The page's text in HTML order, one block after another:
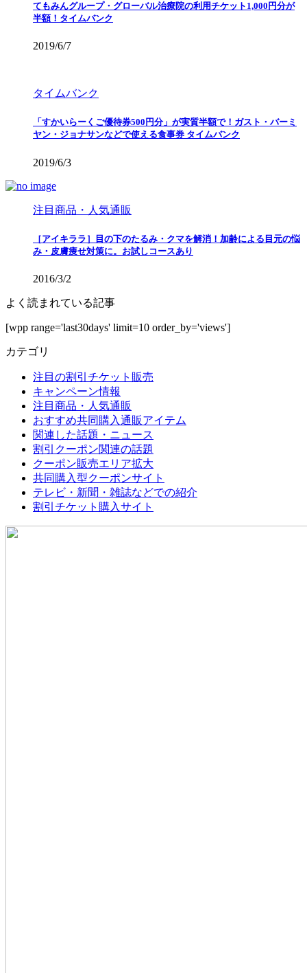
てもみんグループ・グローバル治療院の利用チケット1,000円分が
半額！タイムバンク
2019/6/7
タイムバンク
「すかいらーくご優待券500円分」が実質半額で！ガスト・バーミ
ヤン・ジョナサンなどで使える食事券 タイムバンク
2019/6/3
注目商品・人気通販
［アイキララ］目の下のたるみ・クマを解消！加齢による目元の悩
み・皮膚痩せ対策に。お試しコースあり
2016/3/2
よく読まれている記事
[wpp range='last30days' limit=10 order_by='views']
カテゴリ
注目の割引チケット販売
キャンペーン情報
注目商品・人気通販
おすすめ共同購入通販アイテム
関連した話題・ニュース
割引クーポン関連の話題
クーポン販売エリア拡大
共同購入型クーポンサイト
テレビ・新聞・雑誌などでの紹介
割引チケット購入サイト